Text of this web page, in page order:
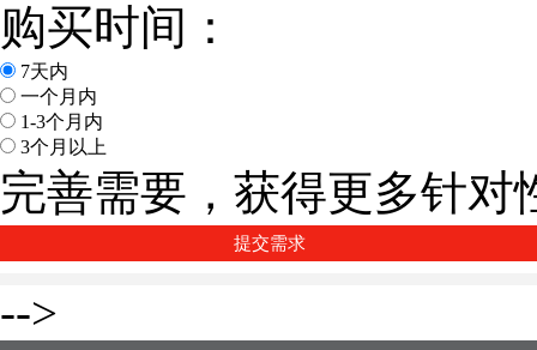
购买时间：
7天内
一个月内
1-3个月内
3个月以上
完善需要，获得更多针
-->